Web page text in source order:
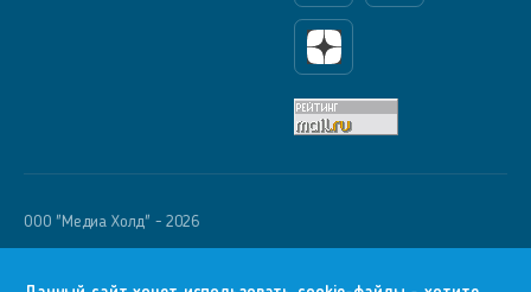
Яндекс Дзен
OOO "Медиа Холд" - 2026